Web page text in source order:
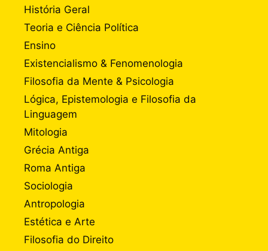
História Geral
Teoria e Ciência Política
Ensino
Existencialismo & Fenomenologia
Filosofia da Mente & Psicologia
Lógica, Epistemologia e Filosofia da
Linguagem
Mitologia
Grécia Antiga
Roma Antiga
Sociologia
Antropologia
Estética e Arte
Filosofia do Direito